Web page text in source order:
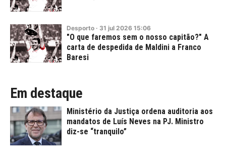
Desporto · 31 jul 2026 15:06
"O que faremos sem o nosso capitão?" A
carta de despedida de Maldini a Franco
Baresi
Em destaque
Ministério da Justiça ordena auditoria aos
mandatos de Luís Neves na PJ. Ministro
diz-se “tranquilo”